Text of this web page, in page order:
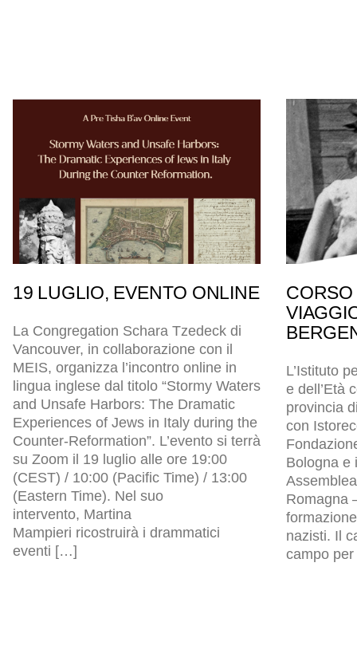
19 LUGLIO, EVENTO ONLINE
La Congregation Schara Tzedeck di
Vancouver, in collaborazione con il
MEIS, organizza l’incontro online in
lingua inglese dal titolo “Stormy Waters
and Unsafe Harbors: The Dramatic
Experiences of Jews in Italy during the
Counter-Reformation”. L’evento si terrà
su Zoom il 19 luglio alle ore 19:00
(CEST) / 10:00 (Pacific Time) / 13:00
(Eastern Time). Nel suo
intervento, Martina
Mampieri ricostruirà i drammatici
eventi […]
L’Istituto
e dell’Età
provincia
con
Bologna e
Romagna
nazisti. Il
campo